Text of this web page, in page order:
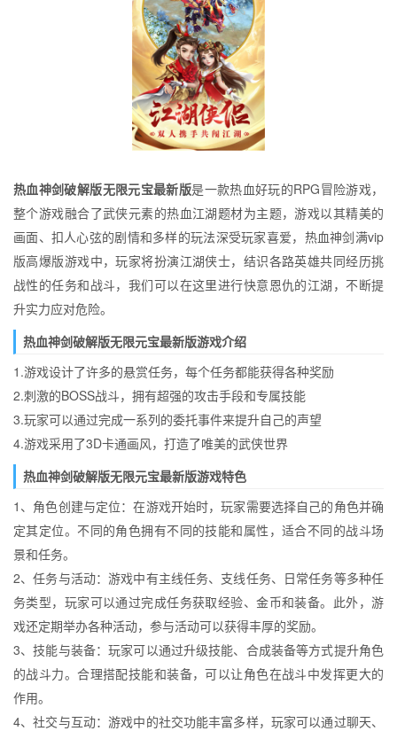
热血神剑破解版无限元宝最新版是一款热血好玩的RPG冒险游戏，
整个游戏融合了武侠元素的热血江湖题材为主题，游戏以其精美的
画面、扣人心弦的剧情和多样的玩法深受玩家喜爱，热血神剑满vip
版高爆版游戏中，玩家将扮演江湖侠士，结识各路英雄共同经历挑
战性的任务和战斗，我们可以在这里进行快意恩仇的江湖，不断提
升实力应对危险。
热血神剑破解版无限元宝最新版游戏介绍
1.游戏设计了许多的悬赏任务，每个任务都能获得各种奖励
2.刺激的BOSS战斗，拥有超强的攻击手段和专属技能
3.玩家可以通过完成一系列的委托事件来提升自己的声望
4.游戏采用了3D卡通画风，打造了唯美的武侠世界
热血神剑破解版无限元宝最新版游戏特色
1、角色创建与定位：在游戏开始时，玩家需要选择自己的角色并确
定其定位。不同的角色拥有不同的技能和属性，适合不同的战斗场
景和任务。
2、任务与活动：游戏中有主线任务、支线任务、日常任务等多种任
务类型，玩家可以通过完成任务获取经验、金币和装备。此外，游
戏还定期举办各种活动，参与活动可以获得丰厚的奖励。
3、技能与装备：玩家可以通过升级技能、合成装备等方式提升角色
的战斗力。合理搭配技能和装备，可以让角色在战斗中发挥更大的
作用。
4、社交与互动：游戏中的社交功能丰富多样，玩家可以通过聊天、